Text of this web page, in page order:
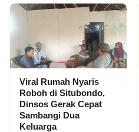
Viral Rumah Nyaris
Roboh di Situbondo,
Dinsos Gerak Cepat
Sambangi Dua
Keluarga